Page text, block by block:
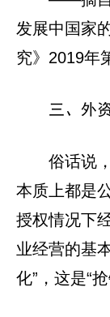
发展中国家
究》2019年
三、外
俗话说
本质上都是
授权情况下
业经营的基
化”，这是“